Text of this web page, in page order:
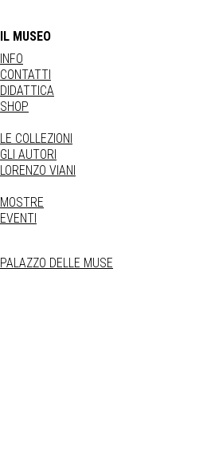
IL MUSEO
INFO
CONTATTI
DIDATTICA
SHOP
LE COLLEZIONI
GLI AUTORI
LORENZO VIANI
MOSTRE
EVENTI
PALAZZO DELLE MUSE